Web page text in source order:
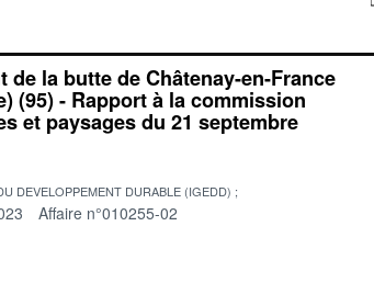
la butte de Châtenay-en-France
(95) - Rapport à la commission
et paysages du 21 septembre
DEVELOPPEMENT DURABLE (IGEDD)
Affaire n°010255-02